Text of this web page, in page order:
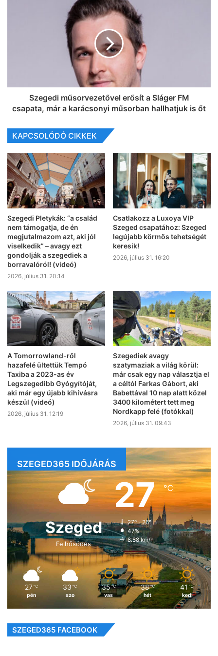
Szegedi műsorvezetővel erősít a Sláger FM
csapata, már a karácsonyi műsorban hallhatjuk is őt
KAPCSOLÓDÓ CIKKEK
Szegedi Pletykák: “a család
nem támogatja, de én
megjutalmazom azt, aki jól
viselkedik” – avagy ezt
gondolják a szegediek a
borravalóról! (videó)
2026, július 31. 20:14
Csatlakozz a Luxoya VIP
Szeged csapatához: Szeged
legújabb körmös tehetségét
keresik!
2026, július 31. 16:20
A Tomorrowland-ről
hazafelé ültettük Tempó
Taxiba a 2023-as év
Legszegedibb Gyógyítóját,
aki már egy újabb kihívásra
készül (videó)
2026, július 31. 12:19
Szegediek avagy
szatymaziak a világ körül:
már csak egy nap választja el
a céltól Farkas Gábort, aki
Babettával 10 nap alatt közel
3400 kilométert tett meg
Nordkapp felé (fotókkal)
2026, július 31. 09:43
SZEGED365 IDŐJÁRÁS
Szeged
Felhősödés
27℃
27º - 26º
47%
8.88 km/h
27 ℃
pén
33 ℃
szo
35 ℃
vas
38 ℃
hét
41 ℃
ked
SZEGED365 FACEBOOK